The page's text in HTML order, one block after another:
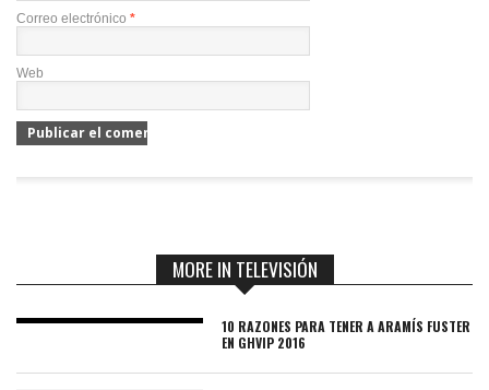
Correo electrónico *
Web
MORE IN TELEVISIÓN
10 RAZONES PARA TENER A ARAMÍS FUSTER
EN GHVIP 2016